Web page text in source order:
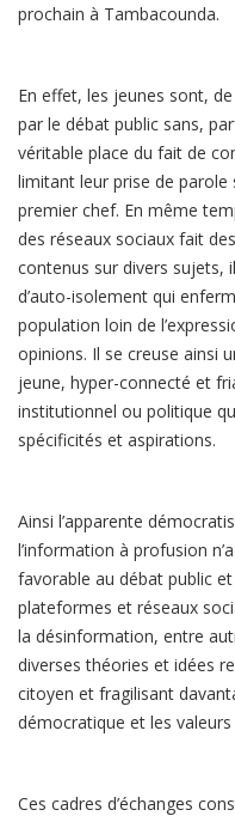
prochain à Tambacounda.
En effet, les jeunes sont,
par le débat public sans,
véritable place du fait de
limitant leur prise de
premier chef. En même
des réseaux sociaux fait
contenus sur divers sujets,
d’auto-isolement qui
population loin de
opinions. Il se creuse ainsi
jeune, hyper-connecté et
institutionnel ou politique
spécificités et aspirations.
Ainsi l’apparente
l’information à profusion
favorable au débat public
plateformes et réseaux
la désinformation, entre
diverses théories et idées
citoyen et fragilisant
démocratique et les
Ces cadres d’échanges